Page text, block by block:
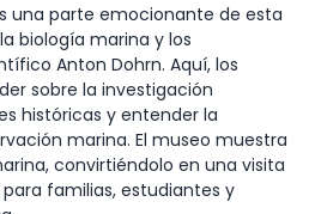
una parte emocionante de esta
biología marina y los
Anton Dohrn. Aquí, los
sobre la investigación
históricas y entender la
marina. El museo muestra
convirtiéndolo en una visita
familias, estudiantes y